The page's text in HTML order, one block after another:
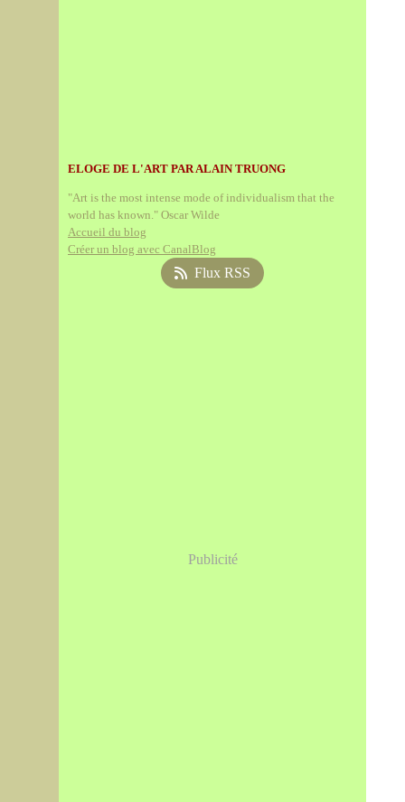
ELOGE DE L'ART PAR ALAIN TRUONG
"Art is the most intense mode of individualism that the
world has known." Oscar Wilde
Accueil du blog
Créer un blog avec CanalBlog
Flux RSS
Publicité